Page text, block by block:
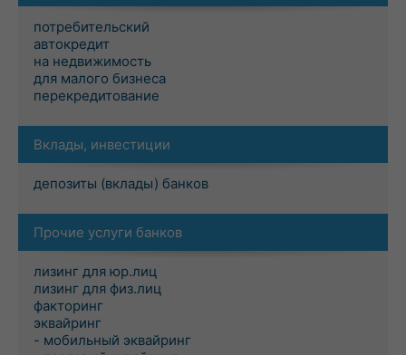
потребительский
автокредит
на недвижимость
для малого бизнеса
перекредитование
Вклады, инвестиции
депозиты (вклады) банков
Прочие услуги банков
лизинг для юр.лиц
лизинг для физ.лиц
факторинг
эквайринг
- мобильный эквайринг